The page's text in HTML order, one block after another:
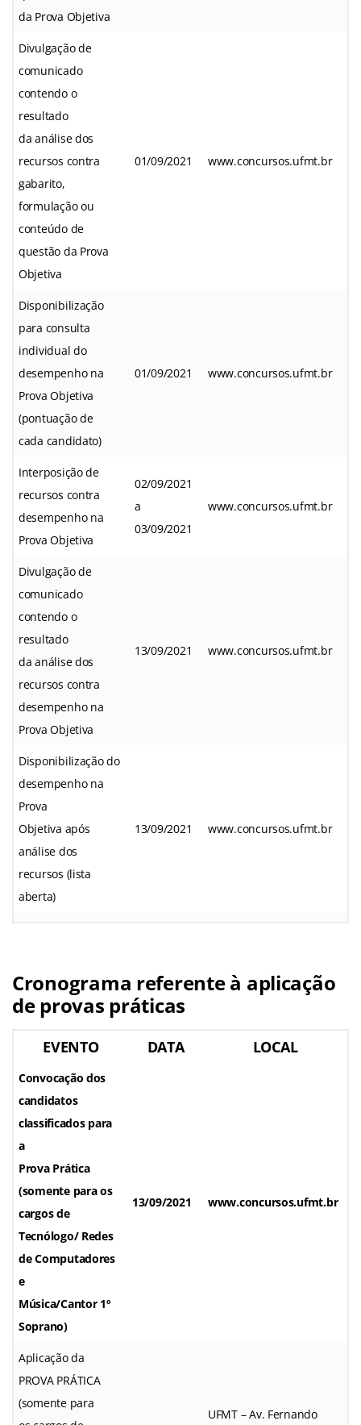
da Prova Objetiva
Divulgação de
comunicado
contendo o
resultado
da análise dos
recursos contra
gabarito,
formulação ou
conteúdo de
questão da Prova
Objetiva
01/09/2021 www.concursos.ufmt.br
Disponibilização
para consulta
individual do
desempenho na
Prova Objetiva
(pontuação de
cada candidato)
01/09/2021 www.concursos.ufmt.br
Interposição de
recursos contra
desempenho na
Prova Objetiva
02/09/2021
a
03/09/2021
www.concursos.ufmt.br
Divulgação de
comunicado
contendo o
resultado
da análise dos
recursos contra
desempenho na
Prova Objetiva
13/09/2021 www.concursos.ufmt.br
Disponibilização do
desempenho na
Prova
Objetiva após
análise dos
recursos (lista
aberta)
13/09/2021 www.concursos.ufmt.br
Cronograma referente à aplicação
de provas práticas
EVENTO DATA LOCAL
Convocação dos
candidatos
classificados para
a
Prova Prática
(somente para os
cargos de
Tecnólogo/ Redes
de Computadores
e
Música/Cantor 1º
Soprano)
13/09/2021 www.concursos.ufmt.br
Aplicação da
PROVA PRÁTICA
(somente para
UFMT – Av. Fernando